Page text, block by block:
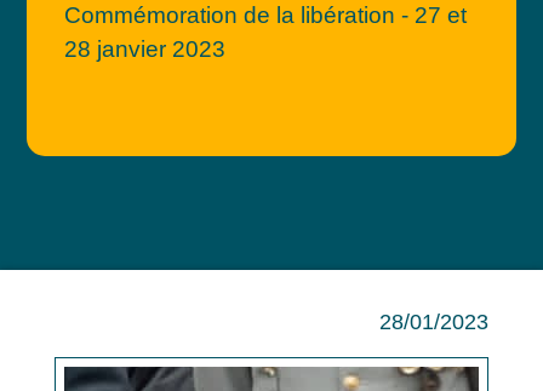
Commémoration de la libération - 27 et
28 janvier 2023
28/01/2023